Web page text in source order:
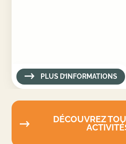
PLUS D’INFORMATIONS
DÉCOUVREZ